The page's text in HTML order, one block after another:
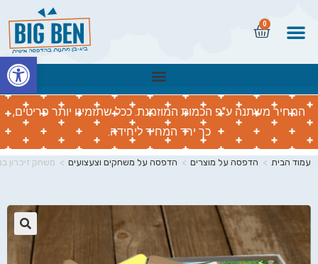
0
המחיר משתנה ע"פ הכמות המוזמנת. ככל שתזמינו יותר פריטים,
כך ירד המחיר ליחידה.
עמוד הבית > הדפסה על מוצרים > הדפסה על משחקים וצעצועים > משחק זיכרון